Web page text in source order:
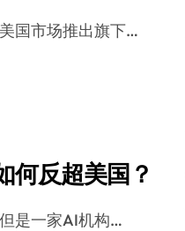
美国市场推出旗下…
何反超美国？
但是一家AI机构…